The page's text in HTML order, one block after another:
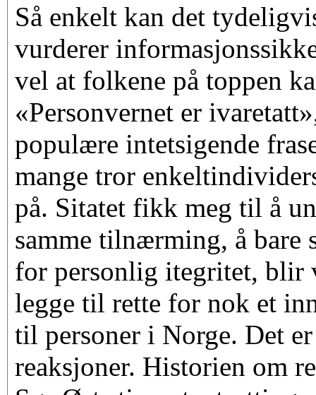
Så enkelt kan det
vurderer
vel at folkene på toppen
«Personvernet er
populære intetsigende
mange tror
på. Sitatet fikk meg til å
samme tilnærming, å bare
for personlig itegritet, blir
legge til rette for nok et
til personer i Norge. Det
reaksjoner. Historien om